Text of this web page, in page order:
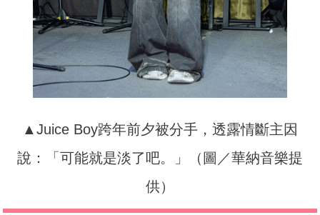
▲Juice Boy跨年前夕被分手，透露情斷主因
說：「可能就是淡了吧。」（圖／華納音樂提
供）